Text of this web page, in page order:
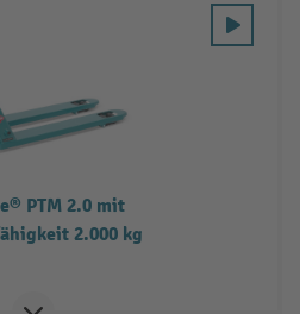
PTM 2.0 mit
2.000 kg